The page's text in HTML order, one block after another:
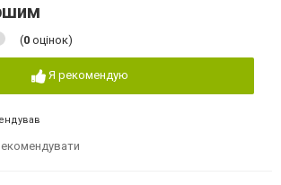
(0 оцінок)
Я рекомендую